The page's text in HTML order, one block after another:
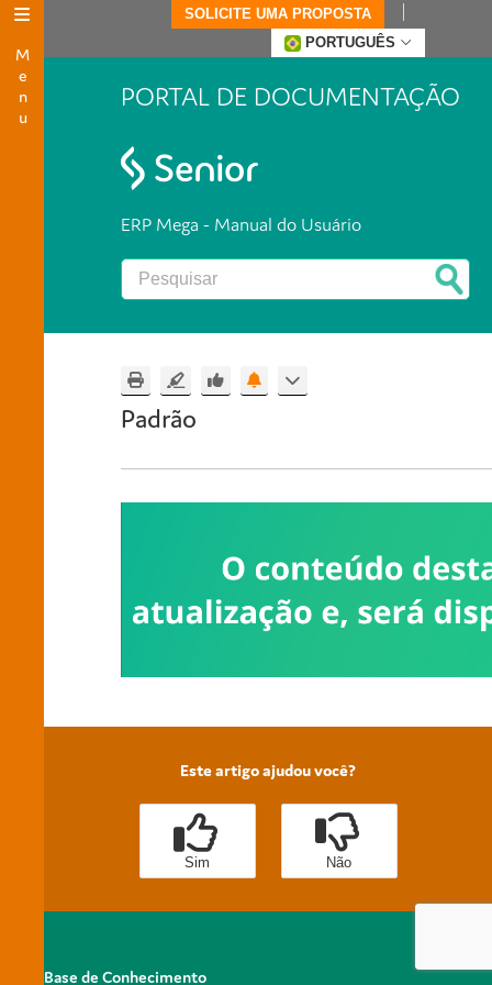
Menu
SOLICITE UMA PROPOSTA
PORTUGUÊS
PORTAL DE DOCUMENTAÇÃO
ERP Mega - Manual do Usuário
Padrão
Este artigo ajudou você?
Sim Não
Base de Conhecimento